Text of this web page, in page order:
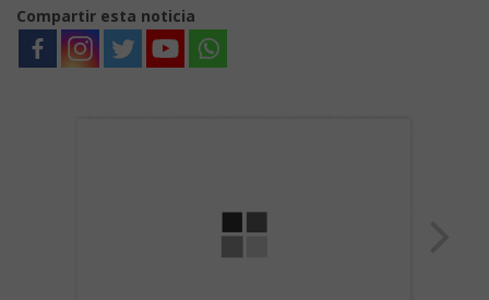
Compartir esta noticia